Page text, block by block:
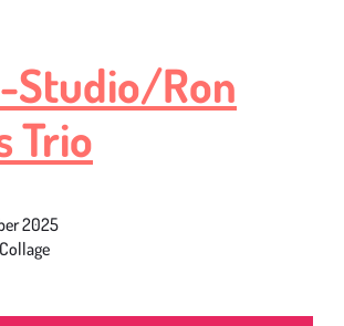
Studio/Ron
Trio
2025